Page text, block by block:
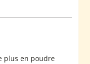
plus en poudre